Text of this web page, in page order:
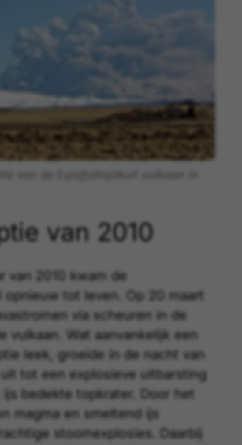
van 2010
van 2010 kwam de
opnieuw tot leven. Op 20 maart
via scheuren in de
vulkaan. Wat aanvankelijk een
leek, groeide in de nacht van
uit tot een explosieve uitbarsting
bedekte topkrater. Door het
magma en smeltend ijs
stoomexplosies. Daarbij